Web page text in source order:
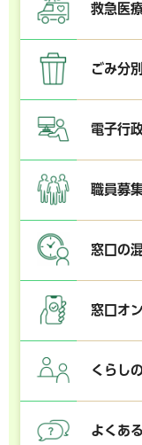
救急医
ごみ分
電子行
職員募
窓口の
窓口オ
くらし
よくあ